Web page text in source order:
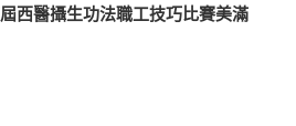
西醫攝生功法職工技巧比賽美滿